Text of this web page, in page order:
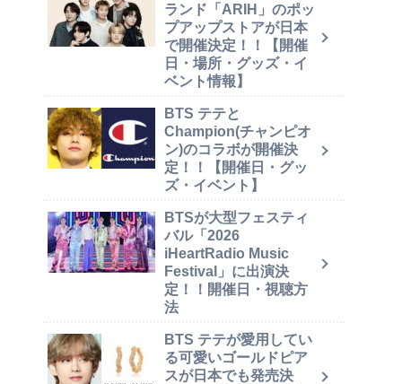
ランド「ARIH」のポッ
プアップストアが日本
で開催決定！！【開催
日・場所・グッズ・イ
ベント情報】
BTS テテと
Champion(チャンピオ
ン)のコラボが開催決
定！！【開催日・グッ
ズ・イベント】
BTSが大型フェスティ
バル「2026
iHeartRadio Music
Festival」に出演決
定！！開催日・視聴方
法
BTS テテが愛用してい
る可愛いゴールドピア
スが日本でも発売決